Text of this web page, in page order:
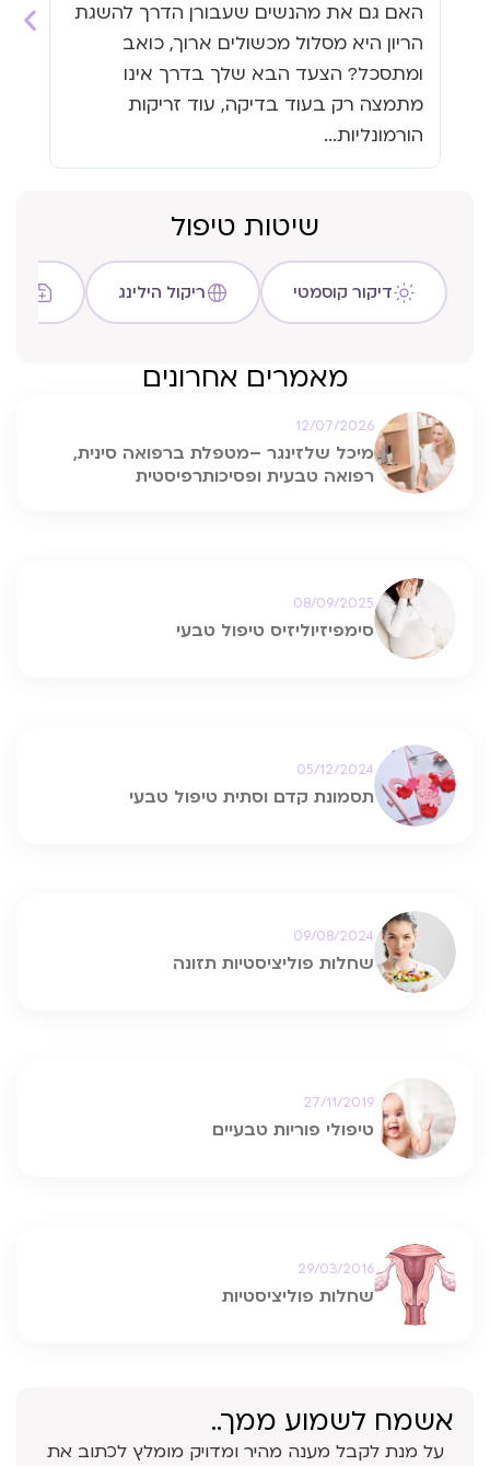
האם גם את מהנשים שעבורן הדרך להשגת
הריון היא מסלול מכשולים ארוך, כואב
ומתסכל? הצעד הבא שלך בדרך אינו
מתמצה רק בעוד בדיקה, עוד זריקות
הורמונליות...
שיטות טיפול
דיקור קוסמטי ריקול הילינג
מאמרים אחרונים
מיכל שלזינגר –מטפלת ברפואה סינית,
רפואה טבעית ופסיכותרפיסטית
12/07/2026
סימפיזיוליזיס טיפול טבעי
08/09/2025
תסמונת קדם וסתית טיפול טבעי
05/12/2024
שחלות פוליציסטיות תזונה
09/08/2024
טיפולי פוריות טבעיים
27/11/2019
שחלות פוליציסטיות
29/03/2016
אשמח לשמוע ממך..
על מנת לקבל מענה מהיר ומדויק מומלץ לכתוב את